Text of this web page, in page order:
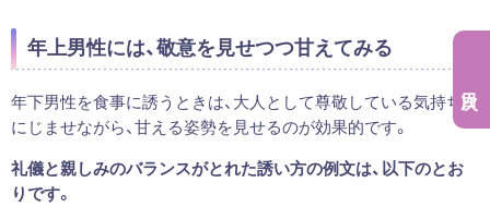
年上男性には、敬意を見せつつ甘えてみる
年下男性を食事に誘うときは、大人として尊敬している気持ちを
にじませながら、甘える姿勢を見せるのが効果的です。
礼儀と親しみのバランスがとれた誘い方の例文は、以下のとお
りです。